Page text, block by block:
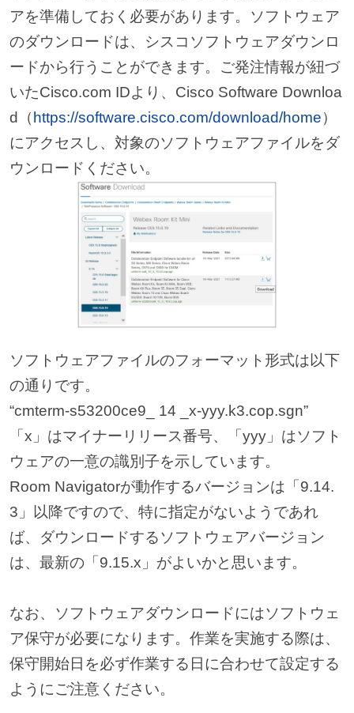
アを準備しておく必要があります。ソフトウェア
のダウンロードは、シスコソフトウェアダウンロ
ードから行うことができます。ご発注情報が紐づ
いたCisco.com IDより、Cisco Software Downloa
d（ https://software.cisco.com/download/home）
にアクセスし、対象のソフトウェアファイルをダ
ウンロードください。
ソフトウェアファイルのフォーマット形式は以下
の通りです。
“cmterm-s53200ce9_ 14 _x-yyy.k3.cop.sgn”
「x」はマイナーリリース番号、「yyy」はソフト
ウェアの一意の識別子を示しています。
Room Navigatorが動作するバージョンは「9.14.
3」以降ですので、特に指定がないようであれ
ば、ダウンロードするソフトウェアバージョン
は、最新の「9.15.x」がよいかと思います。
なお、ソフトウェアダウンロードにはソフトウェ
ア保守が必要になります。作業を実施する際は、
保守開始日を必ず作業する日に合わせて設定する
ようにご注意ください。